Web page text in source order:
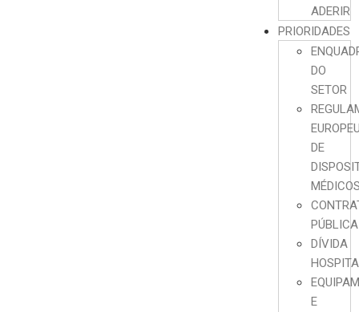
ADERIR
PRIORIDADES
DO
SETOR
DE
PÚBLICA
DÍVIDA
E